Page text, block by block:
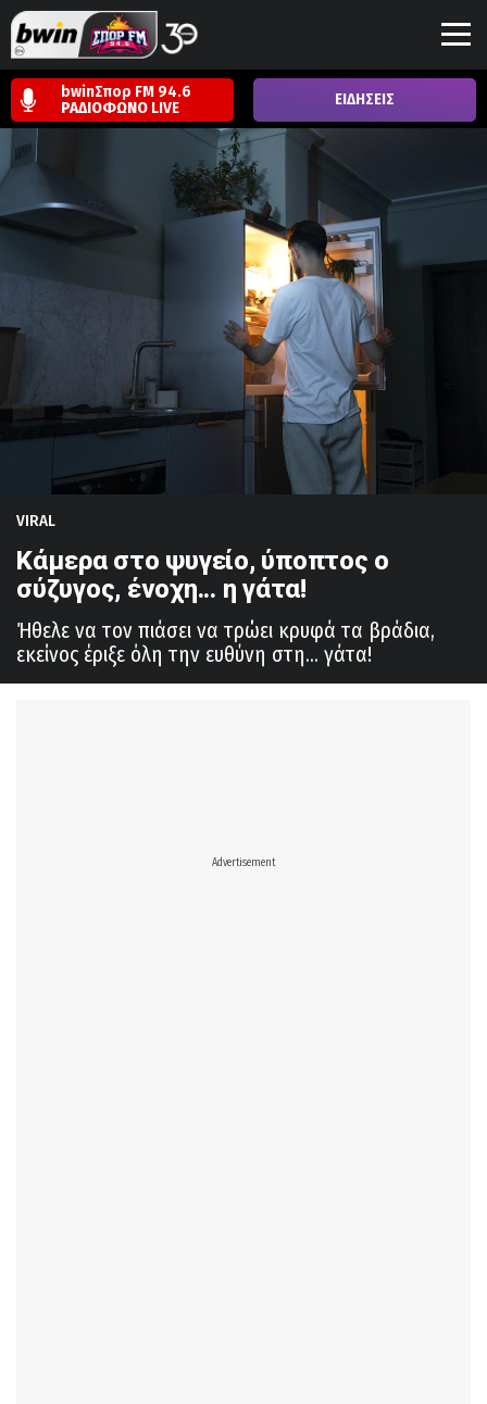
bwinΣπορ FM 94.6
ΡΑΔΙΟΦΩΝΟ LIVE ΕΙΔΗΣΕΙΣ
VIRAL
Κάμερα στο ψυγείο, ύποπτος ο
σύζυγος, ένοχη... η γάτα!
Ήθελε να τον πιάσει να τρώει κρυφά τα βράδια,
εκείνος έριξε όλη την ευθύνη στη... γάτα!